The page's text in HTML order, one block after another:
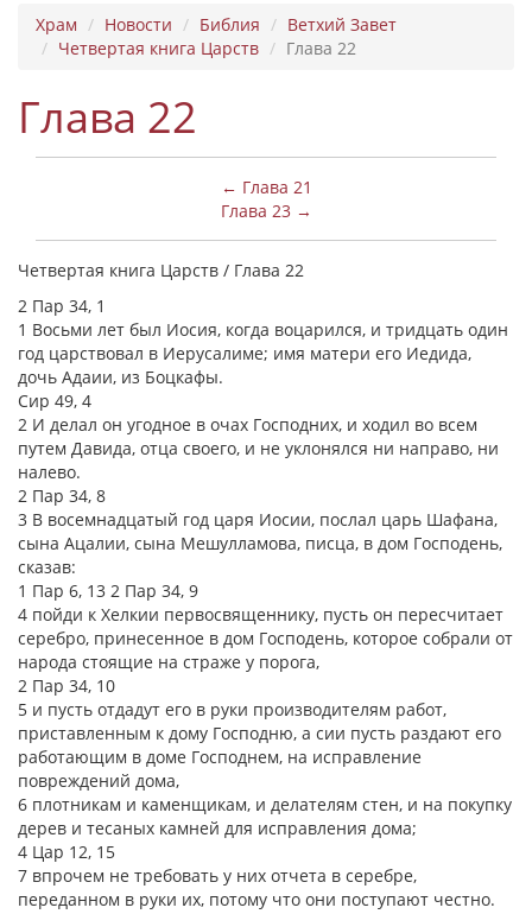
Храм Новости Библия
Ветхий Завет
Четвертая книга Царств
Глава 22
Глава 22
← Глава 21
Глава 23 →
Четвертая книга Царств / Глава 22
2 Пар 34, 1
1 Восьми лет был Иосия, когда воцарился, и тридцать один
год царствовал в Иерусалиме; имя матери его Иедида,
дочь Адаии, из Боцкафы.
Сир 49, 4
2 И делал он угодное в очах Господних, и ходил во всем
путем Давида, отца своего, и не уклонялся ни направо, ни
налево.
2 Пар 34, 8
3 В восемнадцатый год царя Иосии, послал царь Шафана,
сына Ацалии, сына Мешулламова, писца, в дом Господень,
сказав:
1 Пар 6, 13 2 Пар 34, 9
4 пойди к Хелкии первосвященнику, пусть он пересчитает
серебро, принесенное в дом Господень, которое собрали от
народа стоящие на страже у порога,
2 Пар 34, 10
5 и пусть отдадут его в руки производителям работ,
приставленным к дому Господню, а сии пусть раздают его
работающим в доме Господнем, на исправление
повреждений дома,
6 плотникам и каменщикам, и делателям стен, и на покупку
дерев и тесаных камней для исправления дома;
4 Цар 12, 15
7 впрочем не требовать у них отчета в серебре,
переданном в руки их, потому что они поступают честно.